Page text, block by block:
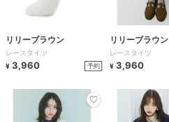
リリーブラウン
レースタイツ
¥ 3,960 予約
リリーブラウン
レースタイツ
¥ 3,960